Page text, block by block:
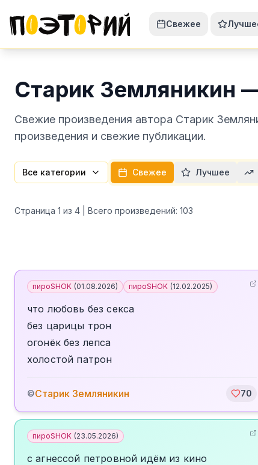
Свежее
Старик Земляникин
Свежие произведения автора Старик
произведения и свежие публикации.
Все категории Свежее Лучшее
Страница 1 из 4 | Всего произведений: 103
пироSHOK (01.08.2026) пироSHOK (12.02.2025)
что любовь без секса
без царицы трон
огонёк без лепса
холостой патрон
©Старик Земляникин 70
пироSHOK (23.05.2026)
с агнессой петровной идём из кино